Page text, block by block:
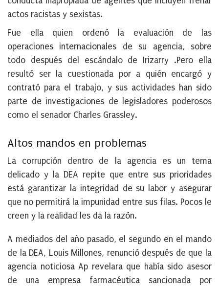
actos racistas y sexistas.
Fue ella quien ordenó la evaluación de las
operaciones internacionales de su agencia, sobre
todo después del escándalo de Irizarry .Pero ella
resultó ser la cuestionada por a quién encargó y
contrató para el trabajo, y sus actividades han sido
parte de investigaciones de legisladores poderosos
como el senador Charles Grassley.
Altos mandos en problemas
La corrupción dentro de la agencia es un tema
delicado y la DEA repite que entre sus prioridades
está garantizar la integridad de su labor y asegurar
que no permitirá la impunidad entre sus filas. Pocos le
creen y la realidad les da la razón.
A mediados del año pasado, el segundo en el mando
de la DEA, Louis Millones, renunció después de que la
agencia noticiosa Ap revelara que había sido asesor
de una empresa farmacéutica sancionada por